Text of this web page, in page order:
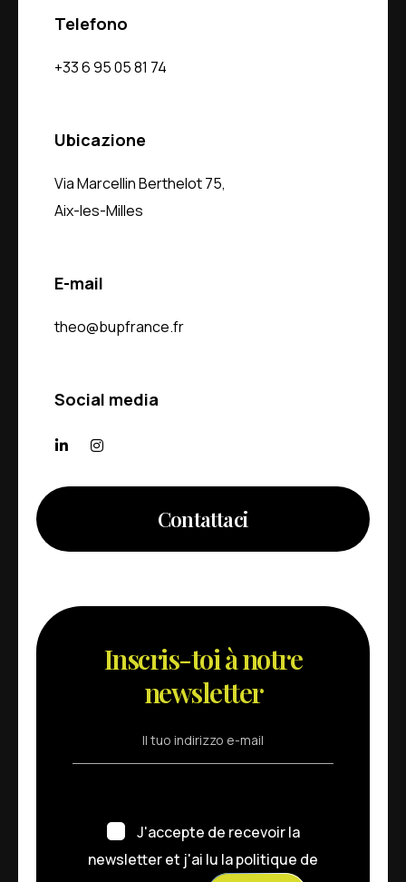
Telefono
+33 6 95 05 81 74
Ubicazione
Via Marcellin Berthelot 75,
Aix-les-Milles
E-mail
theo@bupfrance.fr
Social media
Contattaci
Inscris-toiànotre
newsletter
J'accepte de recevoir la
newsletter et j'ai lu lapolitique de